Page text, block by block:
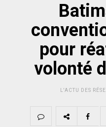
pour
volonté
L'ACTU DES